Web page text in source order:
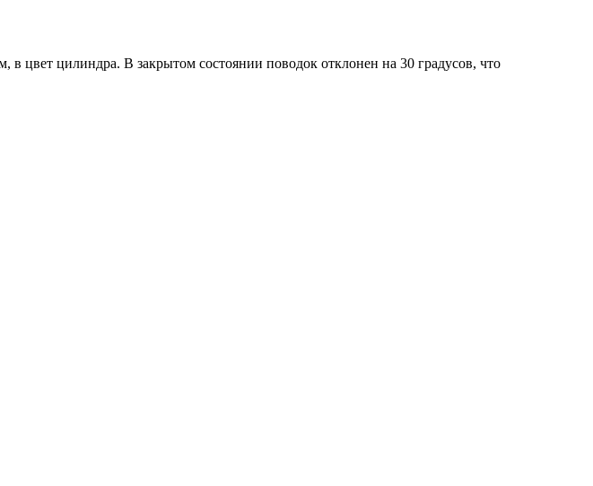
цилиндра. В закрытом состоянии поводок отклонен на 30 градусов, что